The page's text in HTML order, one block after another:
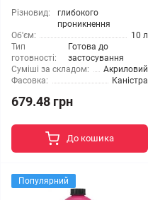
Різновид:
глибокого
проникнення
Об'єм:
10 л
Тип
готовності:
Готова до
застосування
Суміші за складом:
Акриловий
Фасовка:
Каністра
679.48 грн
До кошика
Популярний